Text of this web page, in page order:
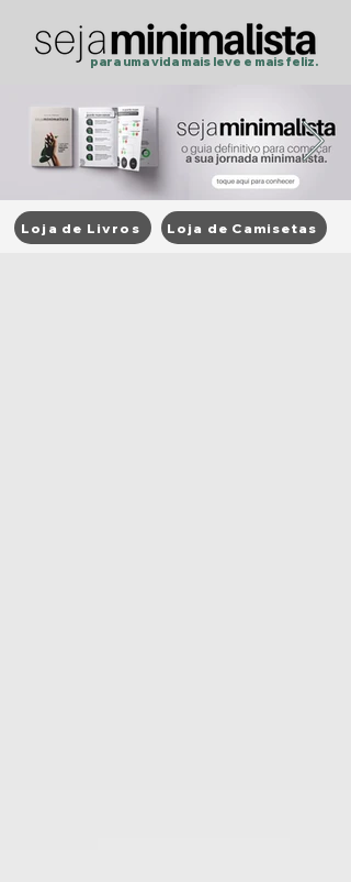
para uma vida mais leve e mais feliz.
Loja de Livros Loja de Camisetas